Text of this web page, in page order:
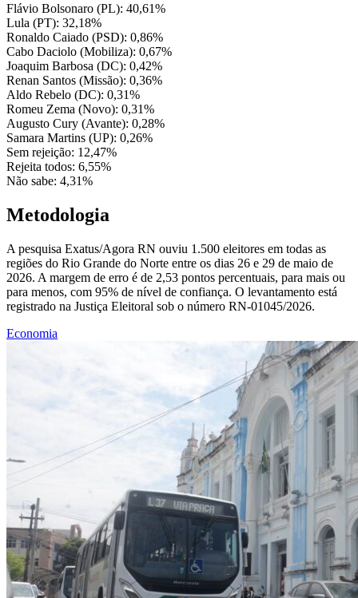
Flávio Bolsonaro (PL): 40,61%
Lula (PT): 32,18%
Ronaldo Caiado (PSD): 0,86%
Cabo Daciolo (Mobiliza): 0,67%
Joaquim Barbosa (DC): 0,42%
Renan Santos (Missão): 0,36%
Aldo Rebelo (DC): 0,31%
Romeu Zema (Novo): 0,31%
Augusto Cury (Avante): 0,28%
Samara Martins (UP): 0,26%
Sem rejeição: 12,47%
Rejeita todos: 6,55%
Não sabe: 4,31%
Metodologia
A pesquisa Exatus/Agora RN ouviu 1.500 eleitores em todas as
regiões do Rio Grande do Norte entre os dias 26 e 29 de maio de
2026. A margem de erro é de 2,53 pontos percentuais, para mais ou
para menos, com 95% de nível de confiança. O levantamento está
registrado na Justiça Eleitoral sob o número RN-01045/2026.
Economia